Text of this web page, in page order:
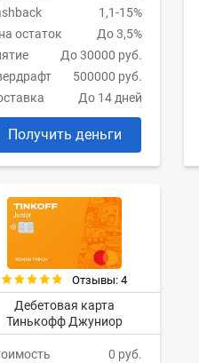
1,1-15%
остаток
До 3,5%
До 30000 руб.
500000 руб.
До 14 дней
Получить деньги
Отзывы: 4
Дебетовая карта
Тинькофф Джуниор
0 руб.